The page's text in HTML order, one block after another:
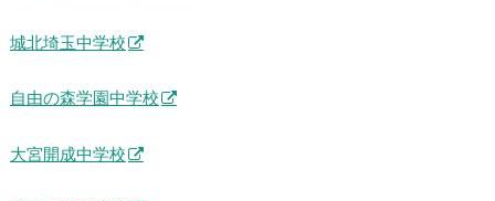
城北埼玉中学校
自由の森学園中学校
大宮開成中学校